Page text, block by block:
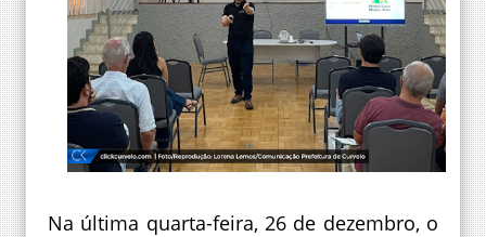
Na última quarta-feira, 26 de dezembro, o